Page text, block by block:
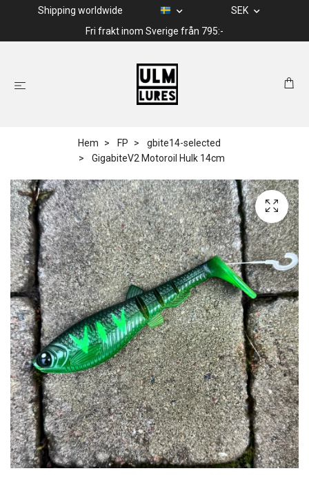
Shipping worldwide
SEK
Fri frakt inom Sverige från 795:-
Hem FP
gbite14-selected
GigabiteV2 Motoroil Hulk 14cm